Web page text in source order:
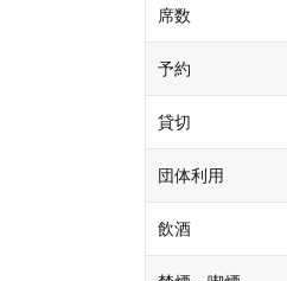
席数
予約
貸切
団体利用
飲酒